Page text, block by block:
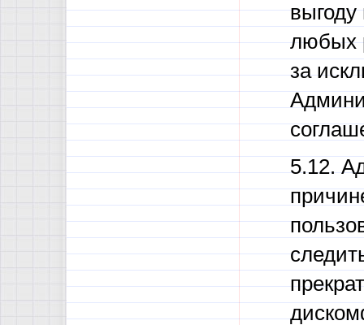
выгоду
любых
за
5.12.